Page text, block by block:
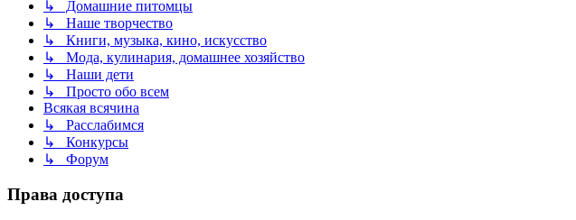
↳ Домашние питомцы
↳ Наше творчество
↳ Книги, музыка, кино, искусство
↳ Мода, кулинария, домашнее хозяйство
↳ Наши дети
↳ Просто обо всем
Всякая всячина
↳ Расслабимся
↳ Конкурсы
↳ Форум
Права доступа